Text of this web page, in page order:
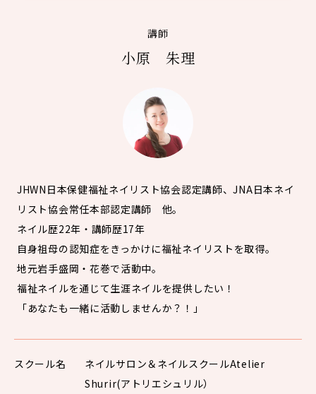
講師
小原 朱理
JHWN日本保健福祉ネイリスト協会認定講師、JNA日本ネイ
リスト協会常任本部認定講師 他。
ネイル歴22年・講師歴17年
自身祖母の認知症をきっかけに福祉ネイリストを取得。
地元岩手盛岡・花巻で活動中。
福祉ネイルを通じて生涯ネイルを提供したい！
「あなたも一緒に活動しませんか？！」
スクール名
ネイルサロン＆ネイルスクールAtelier
Shurir(アトリエシュリル）